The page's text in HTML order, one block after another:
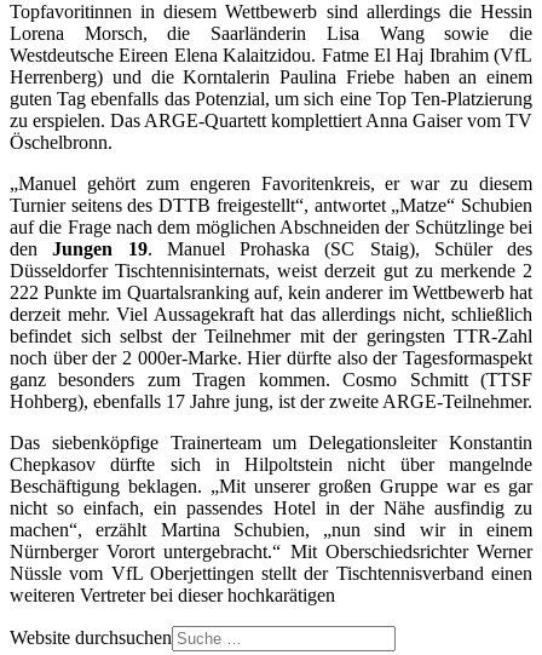
Topfavoritinnen in diesem Wettbewerb sind allerdings die Hessin
Lorena Morsch, die Saarländerin Lisa Wang sowie die
Westdeutsche Eireen Elena Kalaitzidou. Fatme El Haj Ibrahim (VfL
Herrenberg) und die Korntalerin Paulina Friebe haben an einem
guten Tag ebenfalls das Potenzial, um sich eine Top Ten-Platzierung
zu erspielen. Das ARGE-Quartett komplettiert Anna Gaiser vom TV
Öschelbronn.
„Manuel gehört zum engeren Favoritenkreis, er war zu diesem
Turnier seitens des DTTB freigestellt“, antwortet „Matze“ Schubien
auf die Frage nach dem möglichen Abschneiden der Schützlinge bei
denJungen 19. Manuel Prohaska (SC Staig), Schüler des
Düsseldorfer Tischtennisinternats, weist derzeit gut zu merkende 2
222 Punkte im Quartalsranking auf, kein anderer im Wettbewerb hat
derzeit mehr. Viel Aussagekraft hat das allerdings nicht, schließlich
befindet sich selbst der Teilnehmer mit der geringsten TTR-Zahl
noch über der 2 000er-Marke. Hier dürfte also der Tagesformaspekt
ganz besonders zum Tragen kommen. Cosmo Schmitt (TTSF
Hohberg), ebenfalls 17 Jahre jung, ist der zweite ARGE-Teilnehmer.
Das siebenköpfige Trainerteam um Delegationsleiter Konstantin
Chepkasov dürfte sich in Hilpoltstein nicht über mangelnde
Beschäftigung beklagen. „Mit unserer großen Gruppe war es gar
nicht so einfach, ein passendes Hotel in der Nähe ausfindig zu
machen“, erzählt Martina Schubien, „nun sind wir in einem
Nürnberger Vorort untergebracht.“ Mit Oberschiedsrichter Werner
Nüssle vom VfL Oberjettingen stellt der Tischtennisverband einen
weiteren Vertreter bei dieser hochkarätigen
Website durchsuchen